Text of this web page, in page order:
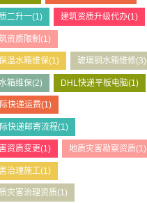
二升一(1) 建筑资质升级代办(1)
资质限制 (1)
温水箱维保(1) 玻璃钢水箱维修(3)
箱维保(2) DHL快递平板电脑(1)
快递运费(1)
快递邮寄流程(1)
资质变更(1) 地质灾害勘察资质(1)
治理施工(1)
灾害治理资质(1)